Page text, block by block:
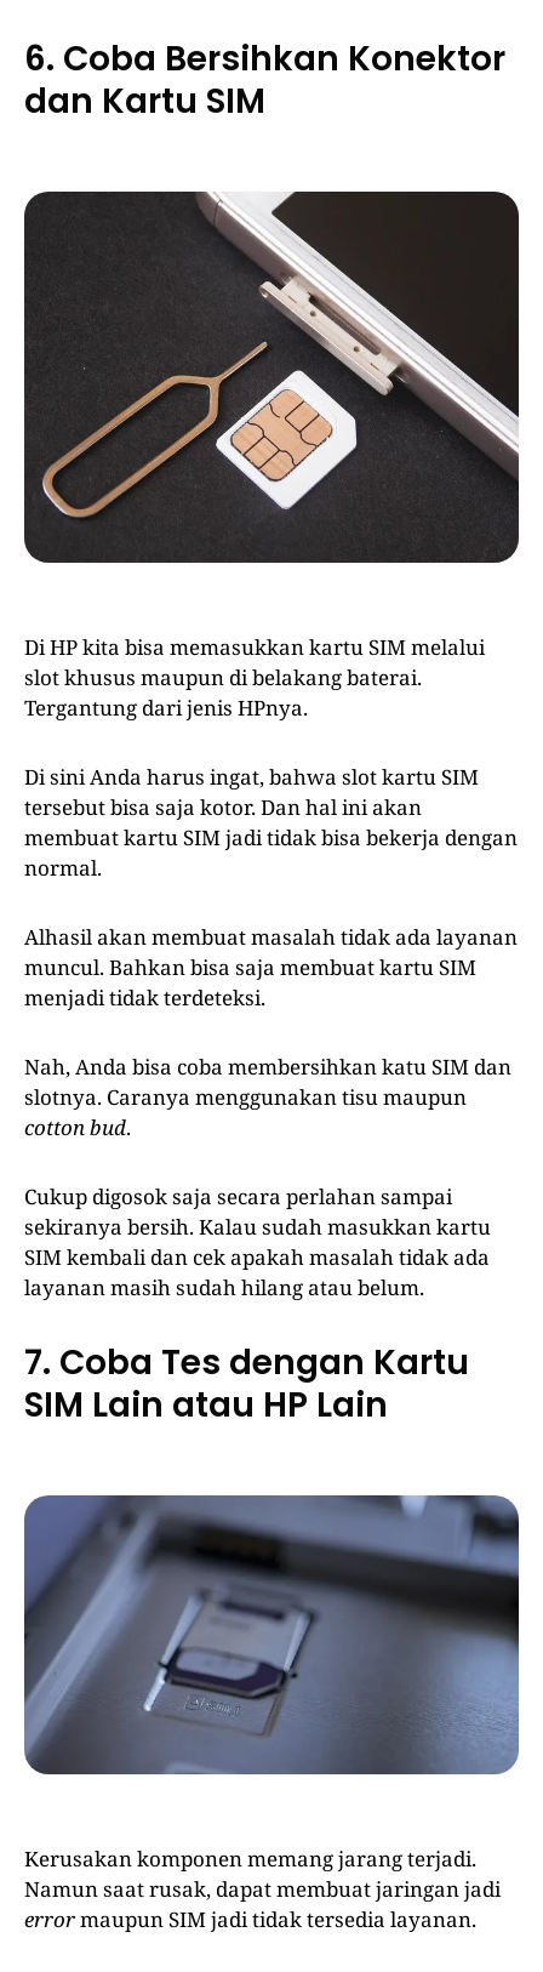
6. Coba Bersihkan Konektor
dan Kartu SIM
Di HP kita bisa memasukkan kartu SIM melalui
slot khusus maupun di belakang baterai.
Tergantung dari jenis HPnya.
Di sini Anda harus ingat, bahwa slot kartu SIM
tersebut bisa saja kotor. Dan hal ini akan
membuat kartu SIM jadi tidak bisa bekerja dengan
normal.
Alhasil akan membuat masalah tidak ada layanan
muncul. Bahkan bisa saja membuat kartu SIM
menjadi tidak terdeteksi.
Nah, Anda bisa coba membersihkan katu SIM dan
slotnya. Caranya menggunakan tisu maupun
cotton bud.
Cukup digosok saja secara perlahan sampai
sekiranya bersih. Kalau sudah masukkan kartu
SIM kembali dan cek apakah masalah tidak ada
layanan masih sudah hilang atau belum.
7. Coba Tes dengan Kartu
SIM Lain atau HP Lain
Kerusakan komponen memang jarang terjadi.
Namun saat rusak, dapat membuat jaringan jadi
errormaupun SIM jadi tidak tersedia layanan.